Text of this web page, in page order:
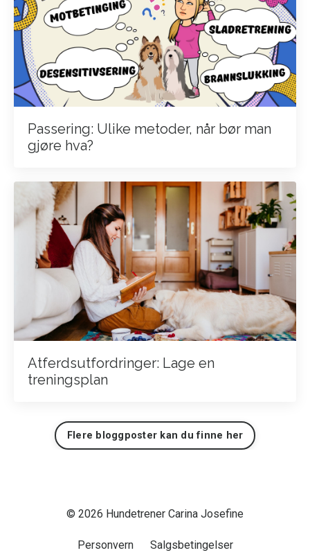
Passering: Ulike metoder, når bør man
gjøre hva?
Atferdsutfordringer: Lage en
treningsplan
Flere bloggposter kan du finne her
© 2026 Hundetrener Carina Josefine
Personvern Salgsbetingelser